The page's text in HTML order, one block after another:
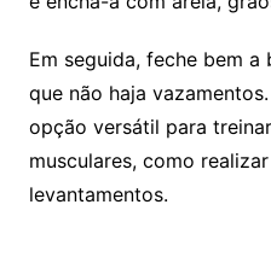
Em seguida, feche bem
que não haja
opção versátil para
musculares, como realizar
levantamentos.